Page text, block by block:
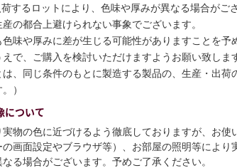
するロットにより、色味や厚みが異なる場合がござ
の都合上避けられない事象でございます。
色味や厚みに差が生じる可能性がありますことを予
で、ご購入を検討いただけますようお願い致しま
は、同じ条件のもとに製造する製品の、生産・出荷
）
について
実物の色に近づけるよう徹底しておりますが、お使
の画面設定やブラウザ等）、お部屋の照明等により
なる場合がございます。予めご了承ください。